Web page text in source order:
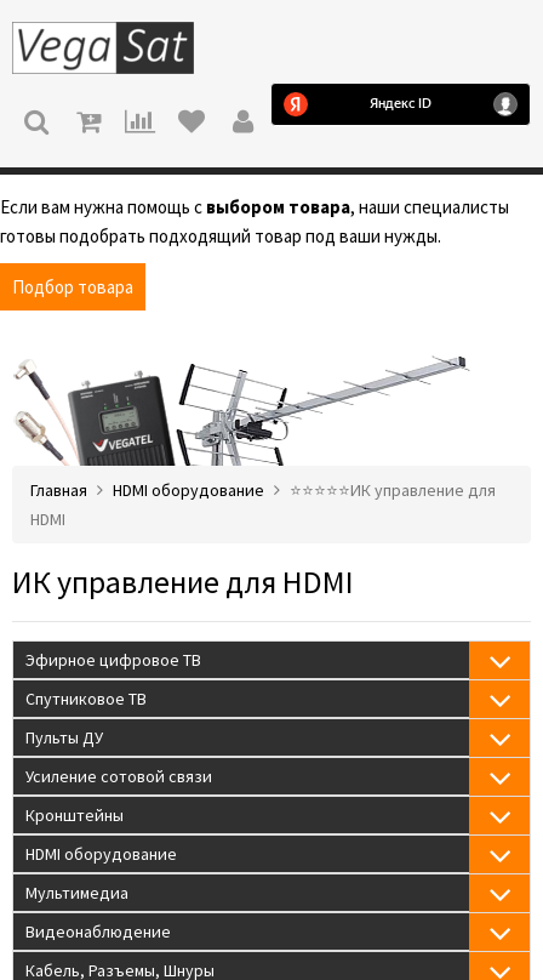
МЕНЮ
Если вам нужна помощь с выбором товара, наши специалисты
готовы подобрать подходящий товар под ваши нужды.
Подбор товара
Главная HDMI оборудование
⭐️⭐️⭐️⭐️⭐️ИК управление для
HDMI
ИК управление для HDMI
Эфирное цифровое ТВ
Спутниковое ТВ
Пульты ДУ
Усиление сотовой связи
Кронштейны
HDMI оборудование
Мультимедиа
Видеонаблюдение
Кабель, Разъемы, Шнуры